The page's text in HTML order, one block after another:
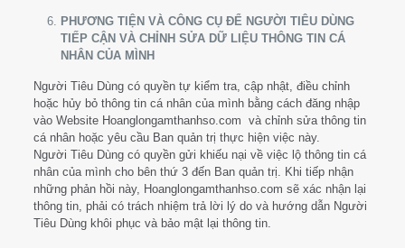
PHƯƠNG TIỆN VÀ CÔNG CỤ ĐỂ NGƯỜI TIÊU DÙNG
TIẾP CẬN VÀ CHỈNH SỬA DỮ LIỆU THÔNG TIN CÁ
NHÂN CỦA MÌNH
Người Tiêu Dùng có quyền tự kiểm tra, cập nhật, điều chỉnh
hoặc hủy bỏ thông tin cá nhân của mình bằng cách đăng nhập
vào Website Hoanglongamthanhso.com và chỉnh sửa thông tin
cá nhân hoặc yêu cầu Ban quản trị thực hiện việc này.
Người Tiêu Dùng có quyền gửi khiếu nại về việc lộ thông tin cá
nhân của mình cho bên thứ 3 đến Ban quản trị. Khi tiếp nhận
những phản hồi này, Hoanglongamthanhso.com sẽ xác nhận lại
thông tin, phải có trách nhiệm trả lời lý do và hướng dẫn Người
Tiêu Dùng khôi phục và bảo mật lại thông tin.